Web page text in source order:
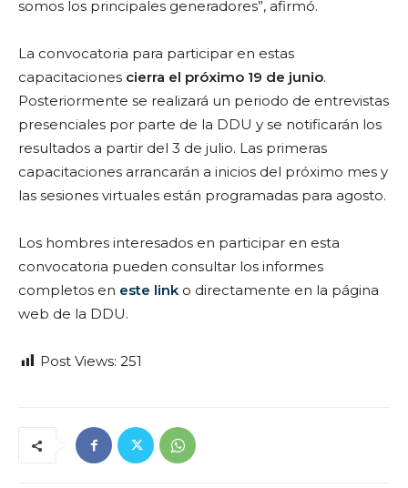
somos los principales generadores”, afirmó.
La convocatoria para participar en estas
capacitaciones cierra el próximo 19 de junio.
Posteriormente se realizará un periodo de entrevistas
presenciales por parte de la DDU y se notificarán los
resultados a partir del 3 de julio. Las primeras
capacitaciones arrancarán a inicios del próximo mes y
las sesiones virtuales están programadas para agosto.
Los hombres interesados en participar en esta
convocatoria pueden consultar los informes
completos en este link o directamente en la página
web de la DDU.
Post Views: 251